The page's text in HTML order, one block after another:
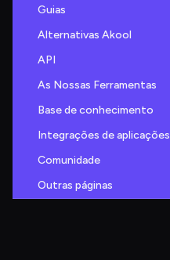
Guias
Alternativas Akool
API
As Nossas Ferramentas
Base de conhecimento
Integrações de aplicações
Comunidade
Outras páginas